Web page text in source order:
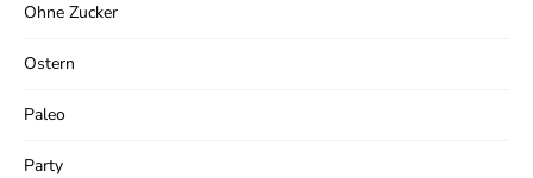
Ohne Zucker
Ostern
Paleo
Party